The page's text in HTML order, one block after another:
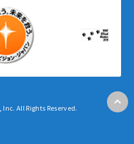
All Rights Reserved.